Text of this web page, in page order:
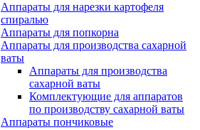
Аппараты для нарезки картофеля
спиралью
Аппараты для попкорна
Аппараты для производства сахарной
ваты
Аппараты для производства
сахарной ваты
Комплектующие для аппаратов
по производству сахарной ваты
Аппараты пончиковые